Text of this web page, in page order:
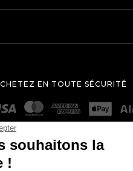
EN TOUTE SÉCURITÉ